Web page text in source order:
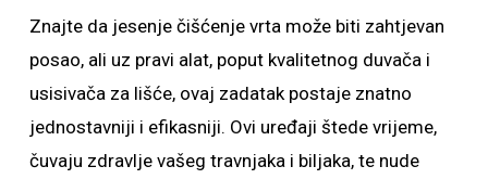
Znajte da jesenje čišćenje vrta može biti zahtjevan
posao, ali uz pravi alat, poput kvalitetnog duvača i
usisivača za lišće, ovaj zadatak postaje znatno
jednostavniji i efikasniji. Ovi uređaji štede vrijeme,
čuvaju zdravlje vašeg travnjaka i biljaka, te nude